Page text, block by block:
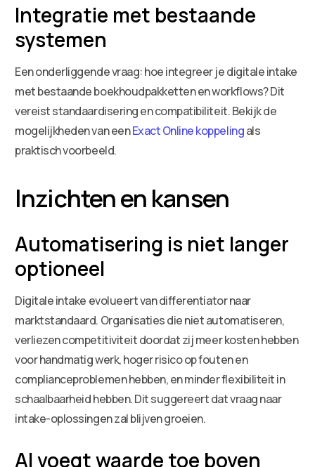
Integratie met bestaande
systemen
Een onderliggende vraag: hoe integreer je digitale intake
met bestaande boekhoudpakketten en workflows? Dit
vereist standaardisering en compatibiliteit. Bekijk de
mogelijkheden van eenExact Online koppelingals
praktisch voorbeeld.
Inzichten en kansen
Automatisering is niet langer
optioneel
Digitale intake evolueert van differentiator naar
marktstandaard. Organisaties die niet automatiseren,
verliezen competitiviteit doordat zij meer kosten hebben
voor handmatig werk, hoger risico op fouten en
complianceproblemen hebben, en minder flexibiliteit in
schaalbaarheid hebben. Dit suggereert dat vraag naar
intake-oplossingen zal blijven groeien.
AI voegt waarde toe boven